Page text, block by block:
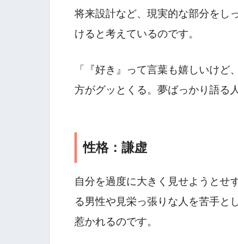
将来設計など、現実的な部分をし
けると考えているのです。
「『好き』って言葉も嬉しいけ
方がグッとくる。夢ばっかり語る
性格：謙虚
自分を過度に大きく見せようとせ
る男性や見栄っ張りな人を苦手と
惹かれるのです。